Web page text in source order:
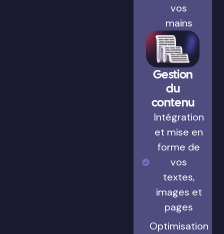
vos
mains
Gestion
du
contenu
Intégration
et mise en
forme de
vos
textes,
images et
pages
Optimisation